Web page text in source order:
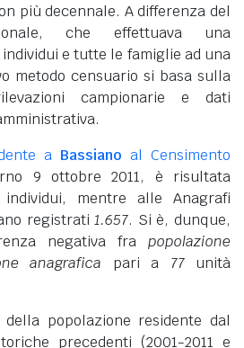
più decennale. A differenza del
che effettuava una
e tutte le famiglie ad una
metodo censuario si basa sulla
campionarie e dati
a Bassiano al Censimento
9 ottobre 2011, è risultata
individui, mentre alle Anagrafi
registrati1.657. Si è, dunque,
negativa fra popolazione
anagrafica pari a 77unità
popolazione residente dal
precedenti (2001-2011 e